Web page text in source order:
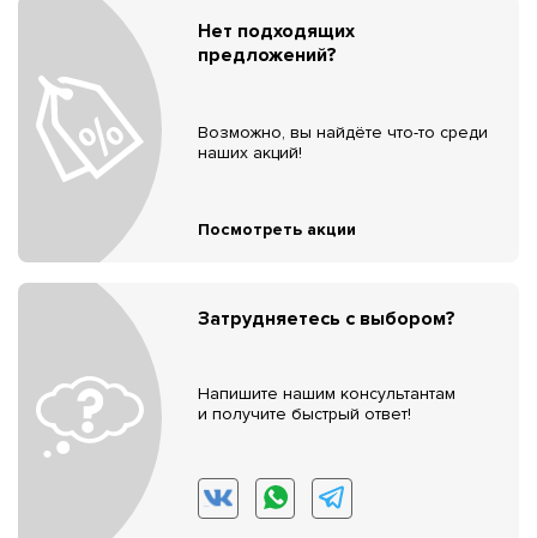
Нет подходящих
предложений?
Возможно, вы найдёте что-то среди
наших акций!
Посмотреть акции
Затрудняетесь с выбором?
Напишите нашим консультантам
и получите быстрый ответ!